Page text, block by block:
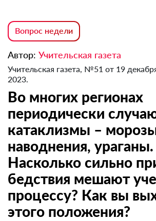
Вопрос недели
Автор: Учительская газета
Учительская газета, №51 от 19
2023.
Во многих регионах
периодически
катаклизмы –
наводнения, ураганы.
Насколько сильно
бедствия мешают
процессу? Как вы
этого положения?